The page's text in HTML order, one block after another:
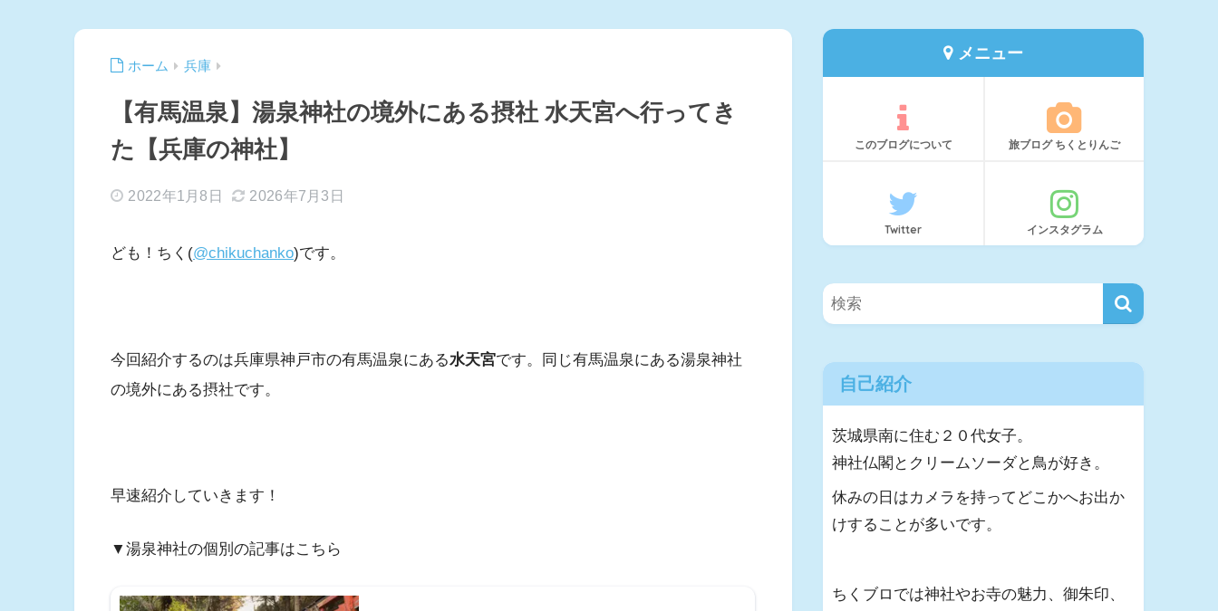
ホーム 兵庫
【有馬温泉】湯泉神社の境外にある摂社 水天宮へ行ってき
た【兵庫の神社】
2022年1月8日 2026年7月3日
ども！ちく(@chikuchanko)です。
今回紹介するのは兵庫県神戸市の有馬温泉にある水天宮です。同じ有馬温泉にある湯泉神社
の境外にある摂社です。
早速紹介していきます！
▼湯泉神社の個別の記事はこちら
メニュー
このブログについて 旅ブログ ちくとりんご
Twitter インスタグラム
自己紹介
茨城県南に住む２０代女子。
神社仏閣とクリームソーダと鳥が好き。
休みの日はカメラを持ってどこかへお出か
けすることが多いです。
ちくブロでは神社やお寺の魅力、御朱印、